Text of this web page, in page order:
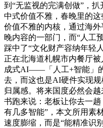
到“无监视的完满创做”，
中式价值不雅，春晚里的
价值不雅的内核，通过海外
晚内容的一部门，而“人工
踩中了“文化财产容纳年轻
正在北海道札幌市内餐厅
成式AI——「人工+智能」
去，而这也是AI硬件实现
归属感。将来国度必然会
书跑来说：老板让你去一
有几多智能”，本文所用素
速度膨缩，而是“能精准识